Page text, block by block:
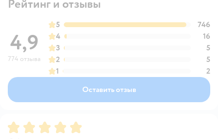
Рейтинг и отзывы
4,9
774 отзыва
5
746
4
16
3
5
2
5
1
2
Оставить отзыв
Рейтинг:5